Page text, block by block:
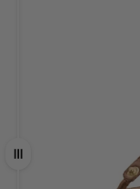
Ziehen